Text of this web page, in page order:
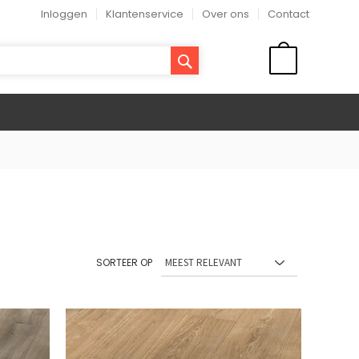
Inloggen Klantenservice Over ons Contact
SORTEER OP